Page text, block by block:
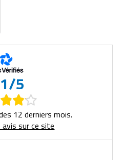
5
12 derniers mois.
sur ce site